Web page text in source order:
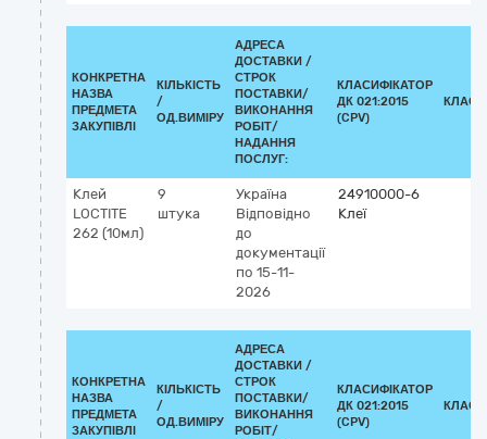
КОНКРЕТНА
НАЗВА
ПРЕДМЕТА
ЗАКУПІВЛІ
КІЛЬКІСТЬ
/
ОД.ВИМІРУ
АДРЕСА
ДОСТАВКИ /
СТРОК
ПОСТАВКИ/
ВИКОНАННЯ
РОБІТ/
НАДАННЯ
ПОСЛУГ:
КЛАСИФІКАТОР
ДК 021:2015
(CPV)
Клей
LOCTITE
262 (10мл)
9
штука
Україна
Відповідно
до
документації
по 15-11-
2026
24910000-6
Клеї
КОНКРЕТНА
НАЗВА
ПРЕДМЕТА
ЗАКУПІВЛІ
КІЛЬКІСТЬ
/
ОД.ВИМІРУ
АДРЕСА
ДОСТАВКИ /
СТРОК
ПОСТАВКИ/
ВИКОНАННЯ
РОБІТ/
КЛАСИФІКАТОР
ДК 021:2015
(CPV)